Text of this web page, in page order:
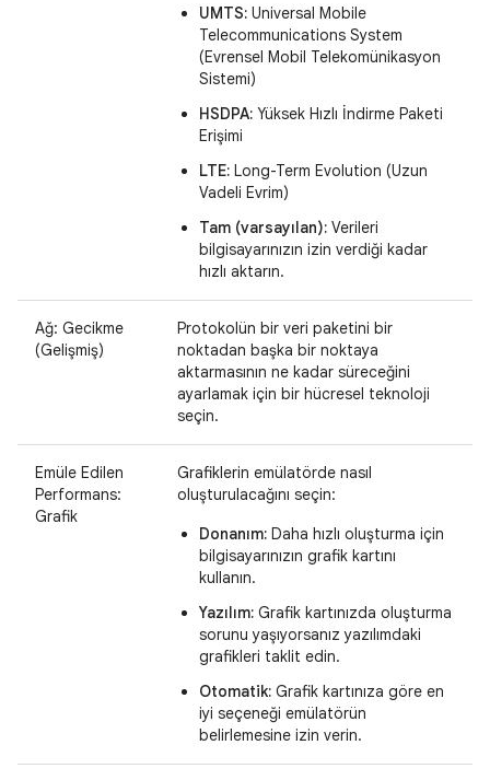
UMTS: Universal Mobile
Telecommunications System
(Evrensel Mobil Telekomünikasyon
Sistemi)
HSDPA: Yüksek Hızlı İndirme Paketi
Erişimi
LTE: Long-Term Evolution (Uzun
Vadeli Evrim)
Tam (varsayılan): Verileri
bilgisayarınızın izin verdiği kadar
hızlı aktarın.
Ağ: Gecikme
(Gelişmiş)
Protokolün bir veri paketini bir
noktadan başka bir noktaya
aktarmasının ne kadar süreceğini
ayarlamak için bir hücresel teknoloji
seçin.
Emüle Edilen
Performans:
Grafik
Grafiklerin emülatörde nasıl
oluşturulacağını seçin:
Donanım: Daha hızlı oluşturma için
bilgisayarınızın grafik kartını
kullanın.
Yazılım: Grafik kartınızda oluşturma
sorunu yaşıyorsanız yazılımdaki
grafikleri taklit edin.
Otomatik: Grafik kartınıza göre en
iyi seçeneği emülatörün
belirlemesine izin verin.